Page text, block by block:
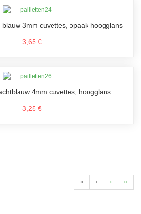
blauw 3mm cuvettes, opaak hoogglans
3,65 €
4mm cuvettes, hoogglans
3,25 €
« ‹ › »